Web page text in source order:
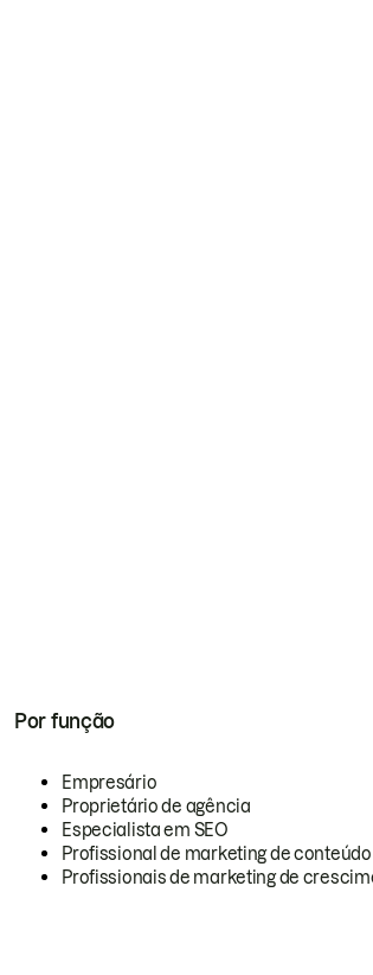
Por função
Empresário
Proprietário de agência
Especialista em SEO
Profissional de marketing de conteúdo
Profissionais de marketing de